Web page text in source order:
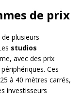
de prix
plusieurs
studios
avec des prix
Ces
à 40 mètres carrés,
investisseurs